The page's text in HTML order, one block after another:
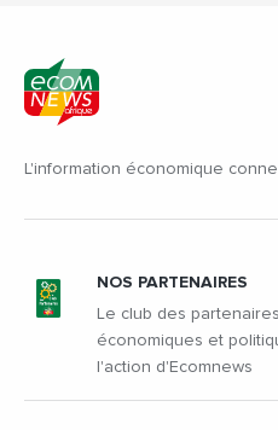
L'information économique
NOS PARTENAIRES
Le club des
économiques et
l'action d'Ecomnews